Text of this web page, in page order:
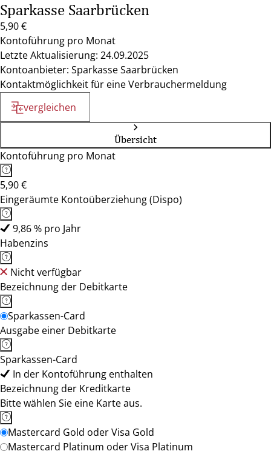
Sparkasse Saarbrücken
5,90 €
Kontoführung pro Monat
Letzte Aktualisierung: 24.09.2025
Kontoanbieter: Sparkasse Saarbrücken
Kontaktmöglichkeit für eine Verbrauchermeldung
vergleichen
Übersicht
Kontoführung pro Monat
5,90 €
Eingeräumte Kontoüberziehung (Dispo)
9,86 % pro Jahr
Habenzins
Nicht verfügbar
Bezeichnung der Debitkarte
Sparkassen-Card
Ausgabe einer Debitkarte
Sparkassen-Card
In der Kontoführung enthalten
Bezeichnung der Kreditkarte
Bitte wählen Sie eine Karte aus.
Mastercard Gold oder Visa Gold
Mastercard Platinum oder Visa Platinum